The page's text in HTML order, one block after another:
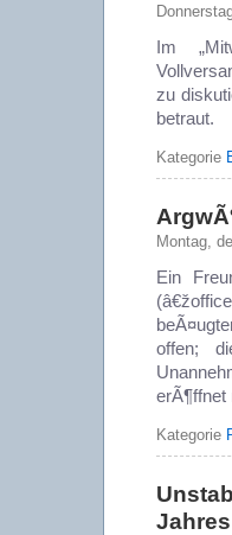
Im
zu
betraut.
Kategorie
Montag,
Ein
offen;
Kategorie
Jahres